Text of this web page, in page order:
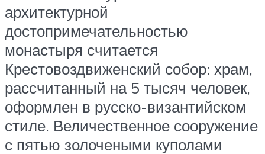
архитектурной
достопримечательностью
монастыря считается
Крестовоздвиженский собор: храм,
рассчитанный на 5 тысяч человек,
оформлен в русско-византийском
стиле. Величественное сооружение
с пятью золочеными куполами